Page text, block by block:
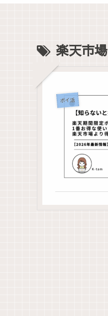
楽天市場
ポイ活